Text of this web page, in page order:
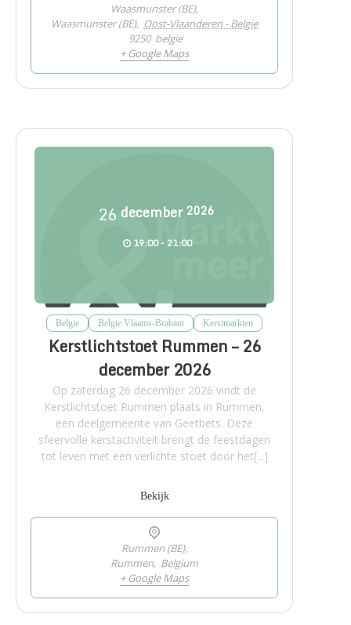
Waasmunster (BE),
Waasmunster (BE), Oost-Vlaanderen - Belgie
9250 belgie
+ Google Maps
26 december 2026
19:00 - 21:00
Belgie Belgie Vlaams-Brabant Kerstmarkten
Kerstlichtstoet Rummen – 26
december 2026
Op zaterdag 26 december 2026 vindt de
Kerstlichtstoet Rummen plaats in Rummen,
een deelgemeente van Geetbets. Deze
sfeervolle kerstactiviteit brengt de feestdagen
tot leven met een verlichte stoet door het[...]
Bekijk
Rummen (BE),
Rummen, Belgium
+ Google Maps